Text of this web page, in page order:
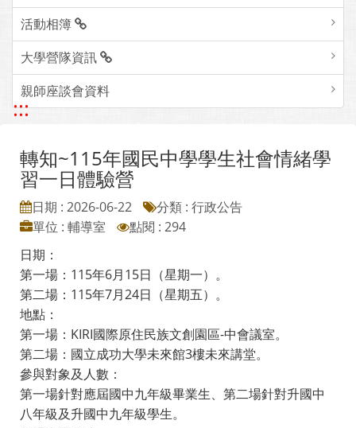
活動相簿
大學營隊資訊
親師座談會資料
:::
轉知~115年國民中學學生社會情緒學
習一日體驗營
日期 : 2026-06-22
分類 : 行政公告
單位 : 輔導室
點閱 : 294
日期：
第一場：115年6月15日（星期一）。
第二場：115年7月24日（星期五）。
地點：
第一場：KIRI國際原住民族文創園區-中會議室。
第二場：國立成功大學未來館3樓未來講堂。
參與對象及人數：
第一場針對應屆國中九年級畢業生、第二場針對升國中
八年級及升國中九年級學生。